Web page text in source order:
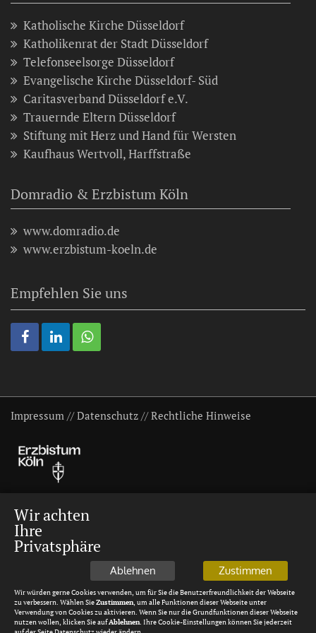
Katholische Kirche Düsseldorf
Katholikenrat der Stadt Düsseldorf
Telefonseelsorge Düsseldorf
Evangelische Kirche Düsseldorf- Süd
Caritasverband Düsseldorf e.V.
Trauernde Eltern Düsseldorf
Stiftung mit Herz und Hand für Wersten
Kaufhaus Wertvoll, Harffstraße
Domradio & Erzbistum Köln
www.domradio.de
www.erzbistum-koeln.de
Empfehlen Sie uns
Impressum //Datenschutz //Rechtliche Hinweise
Wir achten
Ihre
Privatsphäre
Ablehnen Zustimmen
Wir würden gerne Cookies verwenden, um für Sie die Benutzerfreundlichkeit der Webseite
zu verbessern. Wählen SieZustimmen, um alle Funktionen dieser Webseite unter
Verwendung von Cookies zu aktivieren. Wenn Sie nur die Grundfunktionen dieser Webseite
nutzen wollen, klicken Sie aufAblehnen. Ihre Cookie-Einstellungen können Sie jederzeit